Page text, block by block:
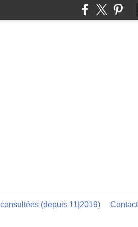
(depuis 11|2019) Contact